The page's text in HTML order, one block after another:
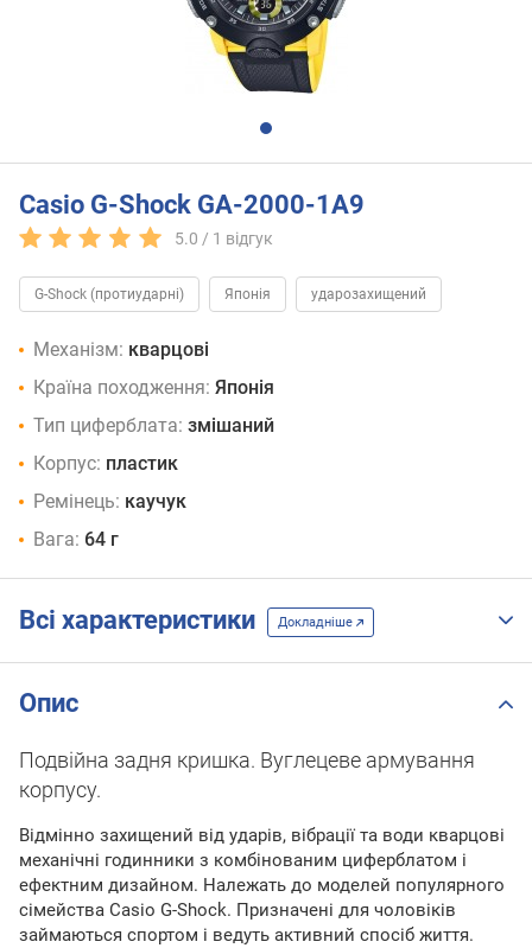
Casio G-Shock GA-2000-1A9
5.0 / 1 відгук
G-Shock (протиударні) Японія ударозахищений
Механізм: кварцові
Країна походження: Японія
Тип циферблата: змішаний
Корпус: пластик
Ремінець: каучук
Вага: 64 г
Всі характеристики Докладніше
Опис
Подвійна задня кришка. Вуглецеве армування
корпусу.
Відмінно захищений від ударів, вібрації та води кварцові
механічні годинники з комбінованим циферблатом і
ефектним дизайном. Належать до моделей популярного
сімейства Casio G-Shock. Призначені для чоловіків
займаються спортом і ведуть активний спосіб життя.